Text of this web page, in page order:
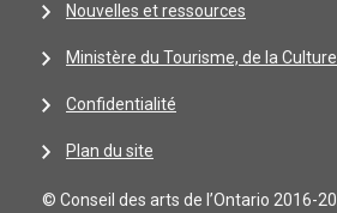
Nouvelles et ressources
Ministère du Tourisme, de la
Confidentialité
Plan du site
© Conseil des arts de l’Ontario 2016-